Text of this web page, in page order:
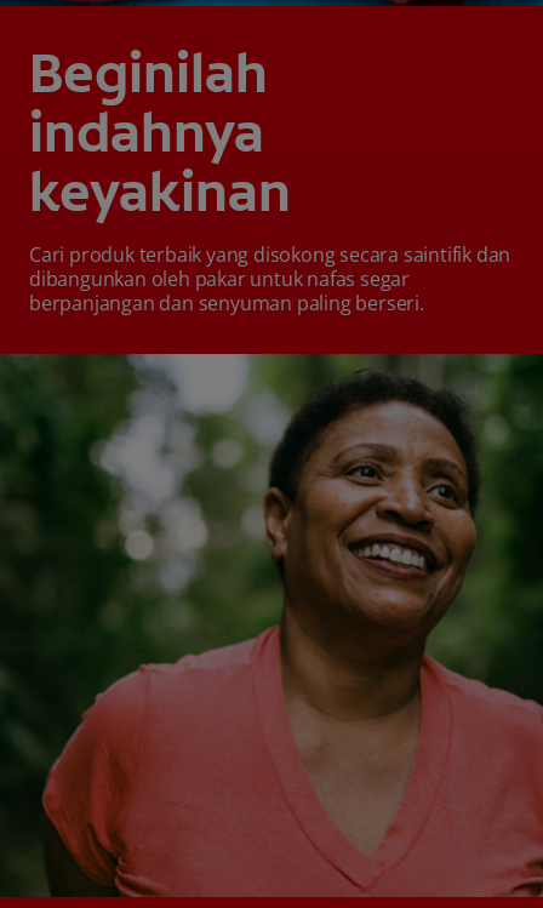
Beginilah
indahnya
keyakinan
Cari produk terbaik yang disokong secara saintifik dan
dibangunkan oleh pakar untuk nafas segar
berpanjangan dan senyuman paling berseri.